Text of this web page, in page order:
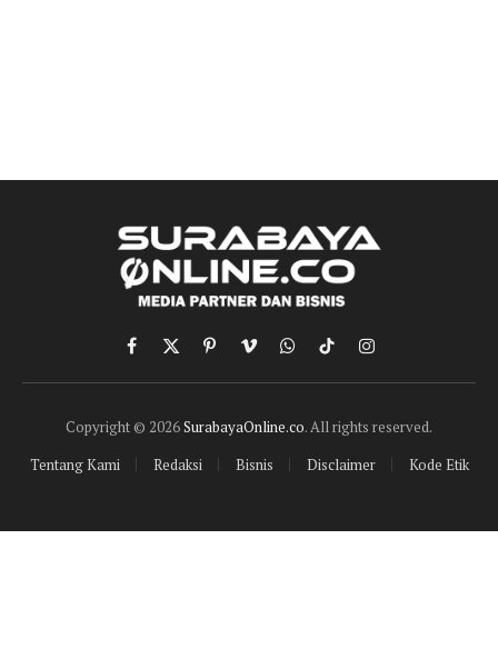
Facebook
X
(Twitter)
PinterestVimeoWhatsApp
TikTokInstagram
Copyright © 2026SurabayaOnline.co. All rights reserved.
Tentang Kami
Redaksi Bisnis Disclaimer Kode Etik